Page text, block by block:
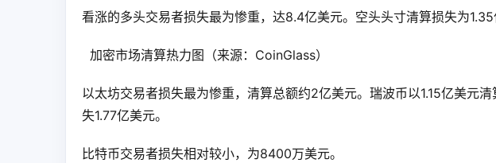
看涨的多头交易者损失最为惨重，达8.4亿美元。空头头寸清算损失为1.35
  加密市场清算热力图（来源：CoinGlass）
以太坊交易者损失最为惨重，清算总额约2亿美元。瑞波币以1.15亿美元
失1.77亿美元。
比特币交易者损失相对较小，为8400万美元。